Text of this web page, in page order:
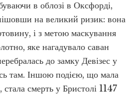
в облозі в Оксфорді,
на великий ризик: вона
і з метою маскування
яке нагадувало саван
до замку Девізес у
там. Іншою подією, що мала
смерть у Бристолі 1147